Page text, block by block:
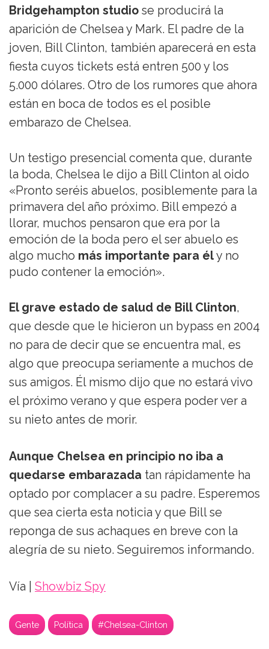
Bridgehampton studio se producirá la
aparición de Chelsea y Mark. El padre de la
joven, Bill Clinton, también aparecerá en esta
fiesta cuyos tickets está entren 500 y los
5.000 dólares. Otro de los rumores que ahora
están en boca de todos es el posible
embarazo de Chelsea.
Un testigo presencial comenta que, durante
la boda, Chelsea le dijo a Bill Clinton al oido
«Pronto seréis abuelos, posiblemente para la
primavera del año próximo. Bill empezó a
llorar, muchos pensaron que era por la
emoción de la boda pero el ser abuelo es
algo mucho más importante para ély no
pudo contener la emoción».
El grave estado de salud de Bill Clinton,
que desde que le hicieron un bypass en 2004
no para de decir que se encuentra mal, es
algo que preocupa seriamente a muchos de
sus amigos. Él mismo dijo que no estará vivo
el próximo verano y que espera poder ver a
su nieto antes de morir.
Aunque Chelsea en principio no iba a
quedarse embarazada tan rápidamente ha
optado por complacer a su padre. Esperemos
que sea cierta esta noticia y que Bill se
reponga de sus achaques en breve con la
alegría de su nieto. Seguiremos informando.
Vía | Showbiz Spy
Gente Política #Chelsea-Clinton